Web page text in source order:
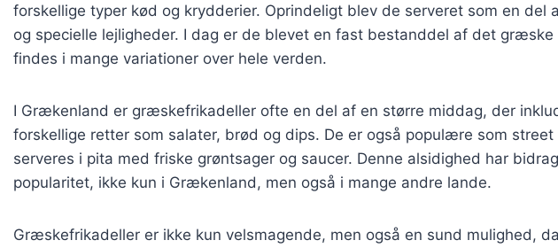
forskellige typer kød og krydderier. Oprindeligt blev de serveret som en del
og specielle lejligheder. I dag er de blevet en fast bestanddel af det græske
findes i mange variationer over hele verden.
I Grækenland er græskefrikadeller ofte en del af en større middag, der
forskellige retter som salater, brød og dips. De er også populære som
serveres i pita med friske grøntsager og saucer. Denne alsidighed har
popularitet, ikke kun i Grækenland, men også i mange andre lande.
Græskefrikadeller er ikke kun velsmagende, men også en sund mulighed,